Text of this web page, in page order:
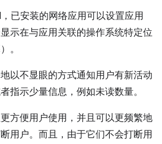
已安装的网络应用可以设置应用
示在与应用关联的操作系统特定位
。
以不显眼的方式通知用户有新活动
指示少量信息，例如未读数量。
方便用户使用，并且可以更频繁地
用户。而且，由于它们不会打断用